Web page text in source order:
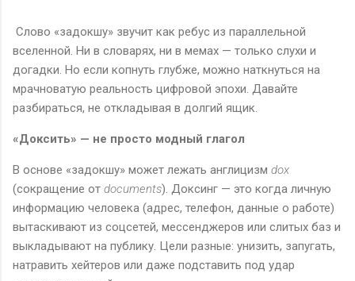
Слово «задокшу» звучит как ребус из параллельной
вселенной. Ни в словарях, ни в мемах — только слухи и
догадки. Но если копнуть глубже, можно наткнуться на
мрачноватую реальность цифровой эпохи. Давайте
разбираться, не откладывая в долгий ящик.
«Доксить» — не просто модный глагол
В основе «задокшу» может лежать англицизм dox
(сокращение от documents). Доксинг — это когда личную
информацию человека (адрес, телефон, данные о работе)
вытаскивают из соцсетей, мессенджеров или слитых баз и
выкладывают на публику. Цели разные: унизить, запугать,
натравить хейтеров или даже подставить под удар